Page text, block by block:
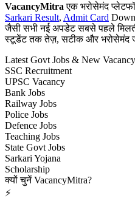
VacancyMitra एक भरोसेमंद
Sarkari Result, Admit Card
जैसी सभी नई अपडेट सबसे पहले
स्टूडेंट तक तेज़, सटीक और भरोसेमंद
Latest Govt Jobs & New Vacancy
SSC Recruitment
UPSC Vacancy
Bank Jobs
Railway Jobs
Police Jobs
Defence Jobs
Teaching Jobs
State Govt Jobs
Sarkari Yojana
Scholarship
क्यों चुनें VacancyMitra?
⚡